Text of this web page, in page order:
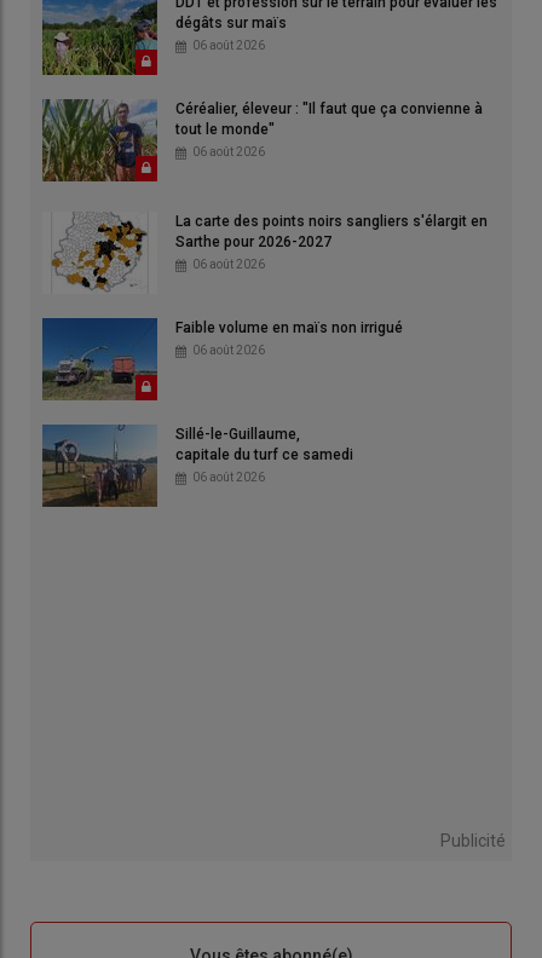
dégâts sur maïs
06 août 2026
Céréalier, éleveur : "Il faut que ça convienne à
tout le monde"
06 août 2026
La carte des points noirs sangliers s'élargit en
Sarthe pour 2026-2027
06 août 2026
Faible volume en maïs non irrigué
06 août 2026
Sillé-le-Guillaume,
capitale du turf ce samedi
06 août 2026
Publicité